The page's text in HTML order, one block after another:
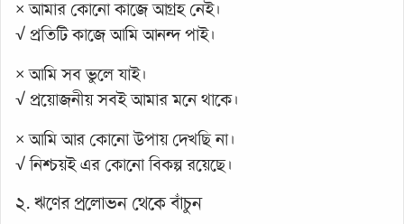
× আমার কোনো কাজে আগ্রহ নেই।
√ প্রতিটি কাজে আমি আনন্দ পাই।
× আমি সব ভুলে যাই।
√ প্রয়োজনীয় সবই আমার মনে থাকে।
× আমি আর কোনো উপায় দেখছি না।
√ নিশ্চয়ই এর কোনো বিকল্প রয়েছে।
২. ঋণের প্রলোভন থেকে বাঁচুন